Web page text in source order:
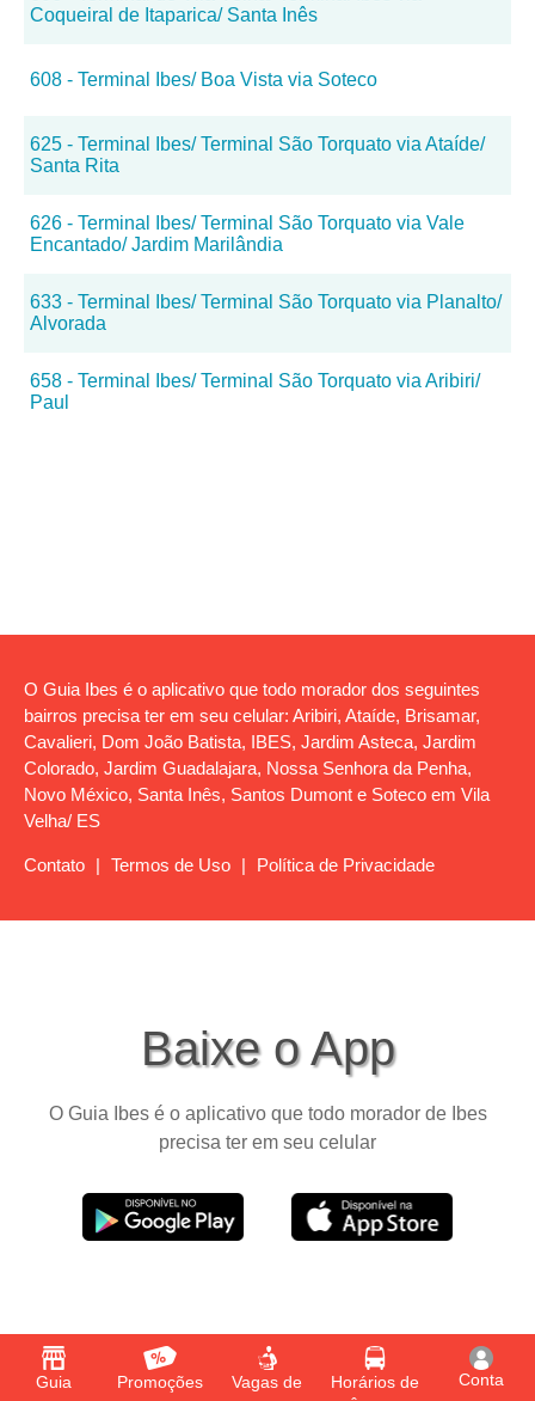
Guia
Promoções
Vagas de
Horários de
Conta
Coqueiral de Itaparica/ Santa Inês
608 - Terminal Ibes/ Boa Vista via Soteco
625 - Terminal Ibes/ Terminal São Torquato via Ataíde/
Santa Rita
626 - Terminal Ibes/ Terminal São Torquato via Vale
Encantado/ Jardim Marilândia
633 - Terminal Ibes/ Terminal São Torquato via Planalto/
Alvorada
658 - Terminal Ibes/ Terminal São Torquato via Aribiri/
Paul
O Guia Ibes é o aplicativo que todo morador dos seguintes
bairros precisa ter em seu celular: Aribiri, Ataíde, Brisamar,
Cavalieri, Dom João Batista, IBES, Jardim Asteca, Jardim
Colorado, Jardim Guadalajara, Nossa Senhora da Penha,
Novo México, Santa Inês, Santos Dumont e Soteco em Vila
Velha/ ES
Contato | Termos de Uso | Política de Privacidade
Baixe o App
O Guia Ibes é o aplicativo que todo morador de Ibes
precisa ter em seu celular